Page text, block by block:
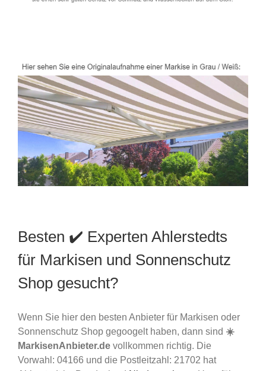
Besten ✔️ Experten Ahlerstedts
für Markisen und Sonnenschutz
Shop gesucht?
Wenn Sie hier den besten Anbieter für Markisen oder
Sonnenschutz Shop gegoogelt haben, dann sind ☀️
MarkisenAnbieter.de vollkommen richtig. Die
Vorwahl: 04166 und die Postleitzahl: 21702 hat